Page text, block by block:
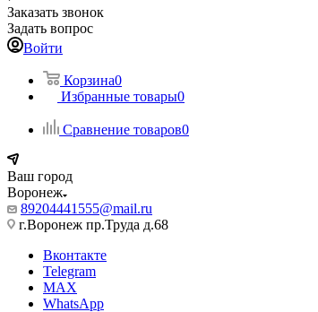
Заказать звонок
Задать вопрос
Войти
Корзина0
Избранные товары0
Сравнение товаров0
Ваш город
Воронеж
89204441555@mail.ru
г.Воронеж пр.Труда д.68
Вконтакте
Telegram
MAX
WhatsApp